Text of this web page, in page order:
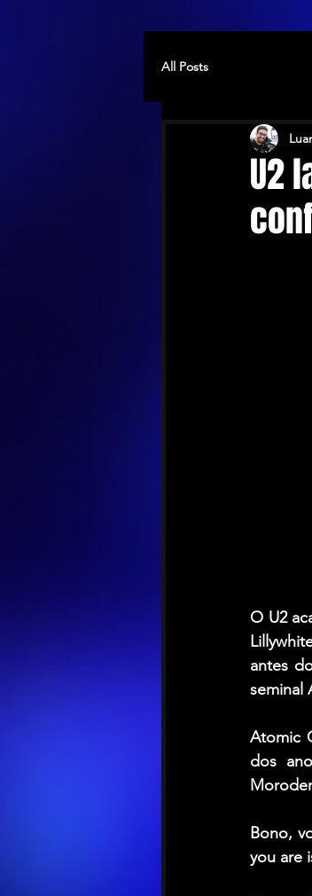
All Posts
U2
O U2
antes
seminal
Atomic
dos
Bono,
you are